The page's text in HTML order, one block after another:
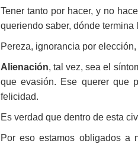
Tener tanto por hacer, y no
queriendo saber, dónde
Pereza, ignorancia por
Alienación, tal vez, sea el
que evasión. Ese querer que
felicidad.
Es verdad que dentro de esta
Por eso estamos obligados a